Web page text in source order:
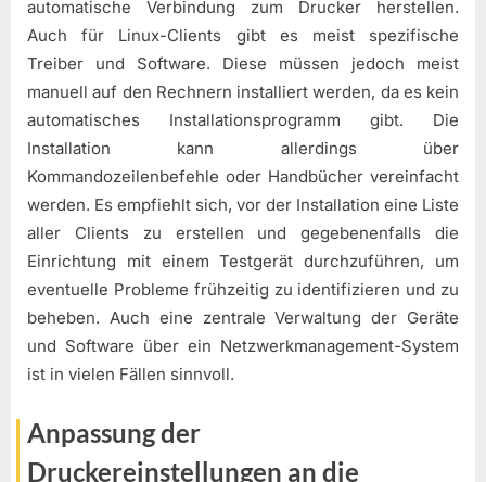
automatische Verbindung zum Drucker herstellen.
Auch für Linux-Clients gibt es meist spezifische
Treiber und Software. Diese müssen jedoch meist
manuell auf den Rechnern installiert werden, da es kein
automatisches Installationsprogramm gibt. Die
Installation kann allerdings über
Kommandozeilenbefehle oder Handbücher vereinfacht
werden. Es empfiehlt sich, vor der Installation eine Liste
aller Clients zu erstellen und gegebenenfalls die
Einrichtung mit einem Testgerät durchzuführen, um
eventuelle Probleme frühzeitig zu identifizieren und zu
beheben. Auch eine zentrale Verwaltung der Geräte
und Software über ein Netzwerkmanagement-System
ist in vielen Fällen sinnvoll.
Anpassung der
Druckereinstellungen an die